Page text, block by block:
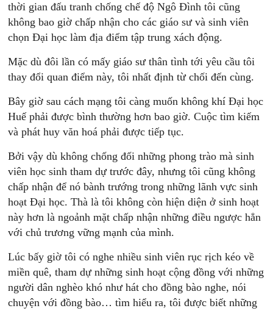
thời gian đấu tranh chống chế độ Ngô Đình tôi cũng
không bao giờ chấp nhận cho các giáo sư và sinh viên
chọn Đại học làm địa điểm tập trung xách động.
Mặc dù đôi lần có mấy giáo sư thân tình tới yêu cầu tôi
thay đổi quan điểm này, tôi nhất định từ chối đến cùng.
Bây giờ sau cách mạng tôi càng muốn không khí Đại học
Huế phải được bình thường hơn bao giờ. Cuộc tìm kiếm
và phát huy văn hoá phải được tiếp tục.
Bởi vậy dù không chống đối những phong trào mà sinh
viên học sinh tham dự trước đây, nhưng tôi cũng không
chấp nhận để nó bành trướng trong những lãnh vực sinh
hoạt Đại học. Thà là tôi không còn hiện diện ở sinh hoạt
này hơn là ngoảnh mặt chấp nhận những điều ngược hẳn
với chủ trương vững mạnh của mình.
Lúc bấy giờ tôi có nghe nhiều sinh viên rục rịch kéo về
miền quê, tham dự những sinh hoạt cộng đồng với những
người dân nghèo khó như hát cho đồng bào nghe, nói
chuyện với đồng bào… tìm hiểu ra, tôi được biết những